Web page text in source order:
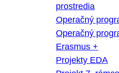
prostredia
Operačný
Operačný
Erasmus +
Projekty EDA